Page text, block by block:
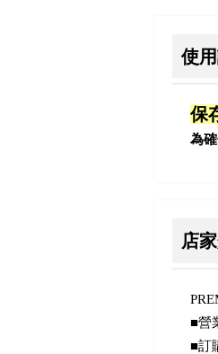
使
保
為
店
■營
■訂